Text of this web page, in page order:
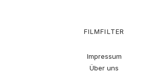
FILMFILTER
Impressum
Über uns